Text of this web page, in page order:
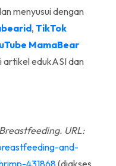
menyusui dengan
, TikTok
MamaBear
artikel edukASI dan
URL:
and-